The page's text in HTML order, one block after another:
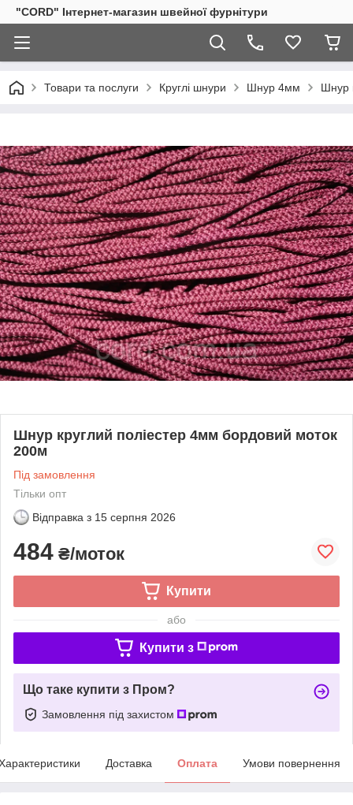
"CORD" Інтернет-магазин швейної фурнітури
Товари та послуги Круглі шнури Шнур 4мм Шнур
Шнур круглий поліестер 4мм бордовий моток
200м
Під замовлення
Тільки опт
Відправка з 15 серпня 2026
484 ₴/моток
Купити
або
Купити з
Що таке купити з Пром?
Замовлення під захистом
Доставка Оплата Умови повернення